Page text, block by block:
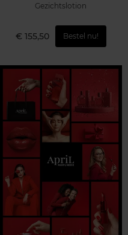
Gezichtslotion
€ 155,50 Bestel nu!